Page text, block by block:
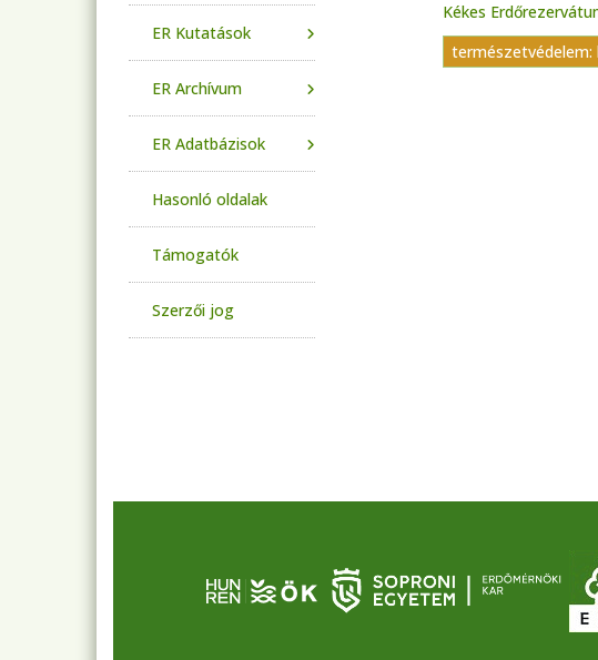
Kékes
természetvédelem:
ER Kutatások
ER Archívum
ER Adatbázisok
Hasonló oldalak
Támogatók
Szerzői jog